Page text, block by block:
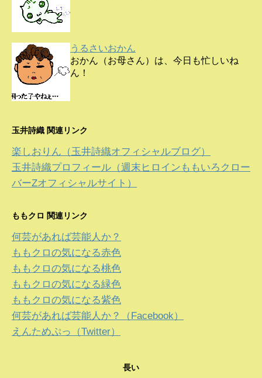
うるさいおかん
おかん（お母さん）は、今日も忙しいね
ん！
玉井詩織 関連リンク
楽しおりん（玉井詩織オフィシャルブログ）
玉井詩織プロフィール（週末ヒロインももいろクロー
バーZオフィシャルサイト）
ももクロ 関連リンク
何芸があれば芸能人か？
ももクロの気になる赤色
ももクロの気になる桃色
ももクロの気になる緑色
ももクロの気になる紫色
何芸があれば芸能人か？（Facebook）
えんためぷっ（Twitter）
長い